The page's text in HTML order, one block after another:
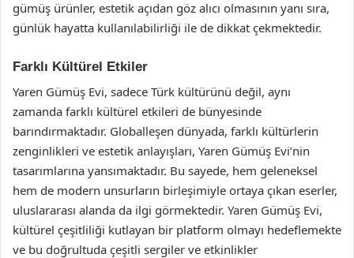
gümüş ürünler, estetik açıdan göz alıcı olmasının yanı sıra,
günlük hayatta kullanılabilirliği ile de dikkat çekmektedir.
Farklı Kültürel Etkiler
Yaren Gümüş Evi, sadece Türk kültürünü değil, aynı
zamanda farklı kültürel etkileri de bünyesinde
barındırmaktadır. Globalleşen dünyada, farklı kültürlerin
zenginlikleri ve estetik anlayışları, Yaren Gümüş Evi’nin
tasarımlarına yansımaktadır. Bu sayede, hem geleneksel
hem de modern unsurların birleşimiyle ortaya çıkan eserler,
uluslararası alanda da ilgi görmektedir. Yaren Gümüş Evi,
kültürel çeşitliliği kutlayan bir platform olmayı hedeflemekte
ve bu doğrultuda çeşitli sergiler ve etkinlikler